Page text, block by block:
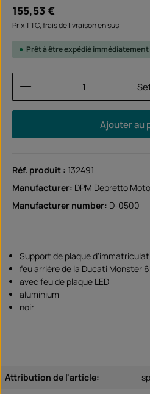
Prix régulier :
155,53 €
Prix TTC, frais de livraison en sus
Prêt à être expédié immédiatement
Quantité de produit :
Ajouter au
Réf. produit : 132491
Manufacturer: DPM Depretto Moto
Manufacturer number: D-0500
Support de plaque
feu arrière de la Ducati Monster
avec feu de plaque LED
aluminium
noir
Attribution de l'article: